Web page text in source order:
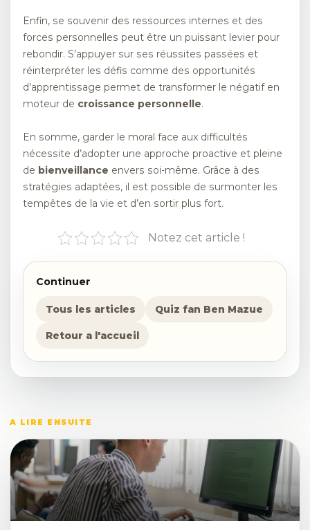
Enfin, se souvenir des ressources internes et des
forces personnelles peut être un puissant levier pour
rebondir. S’appuyer sur ses réussites passées et
réinterpréter les défis comme des opportunités
d’apprentissage permet de transformer le négatif en
moteur de croissance personnelle.
En somme, garder le moral face aux difficultés
nécessite d’adopter une approche proactive et pleine
de bienveillance envers soi-même. Grâce à des
stratégies adaptées, il est possible de surmonter les
tempêtes de la vie et d’en sortir plus fort.
Notez cet article !
Continuer
Tous les articles Quiz fan Ben Mazue
Retour a l'accueil
A LIRE ENSUITE